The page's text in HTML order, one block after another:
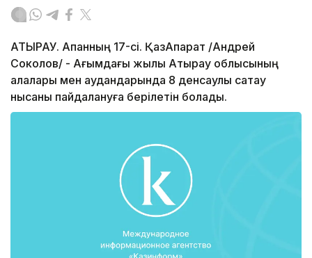
АТЫРАУ. Ақпанның 17-сі. ҚазАқпарат /Андрей
Соколов/ - Ағымдағы жылы Атырау облысының
қалалары мен аудандарында 8 денсаулық сақтау
нысаны пайдалануға берілетін болады.